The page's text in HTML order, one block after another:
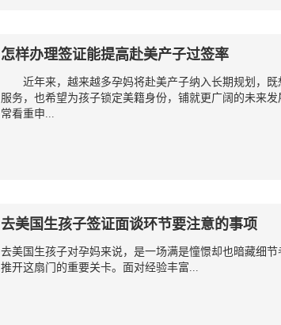
怎样办理签证能提高赴美产子过签率
近年来，越来越多孕妈将赴美产子纳入长期规划，既
服务，也希望为孩子锁定美籍身份，铺就更广阔的未来
常看重申...
去美国生孩子签证面谈环节要注意的事项
去美国生孩子对孕妈来说，是一场满是憧憬却也暗藏细
推开这扇门的重要关卡。面对经验丰富...